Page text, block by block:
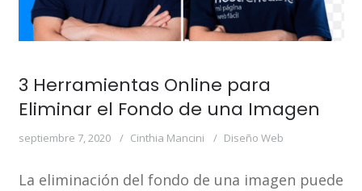
3 Herramientas Online para
Eliminar el Fondo de una Imagen
septiembre 7, 2020 Cinthia Mancini Diseño Web
La eliminación del fondo de una imagen puede